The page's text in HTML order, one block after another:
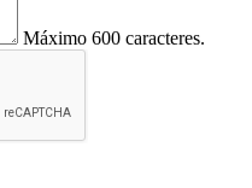
Máximo 600 caracteres.